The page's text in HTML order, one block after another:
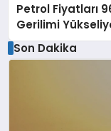
Petrol Fiyatları
Gerilimi
Son Dakika